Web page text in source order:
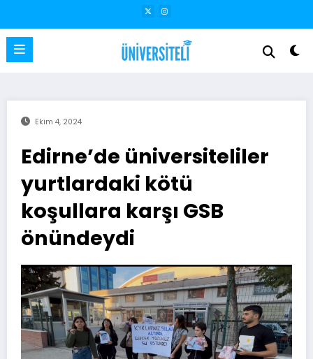
Ekim 4, 2024
Edirne’de üniversiteliler
yurtlardaki kötü
koşullara karşı GSB
önündeydi